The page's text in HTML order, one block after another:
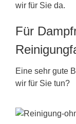
wir für Sie da.
Für
Eine sehr gute
wir für Sie tun?